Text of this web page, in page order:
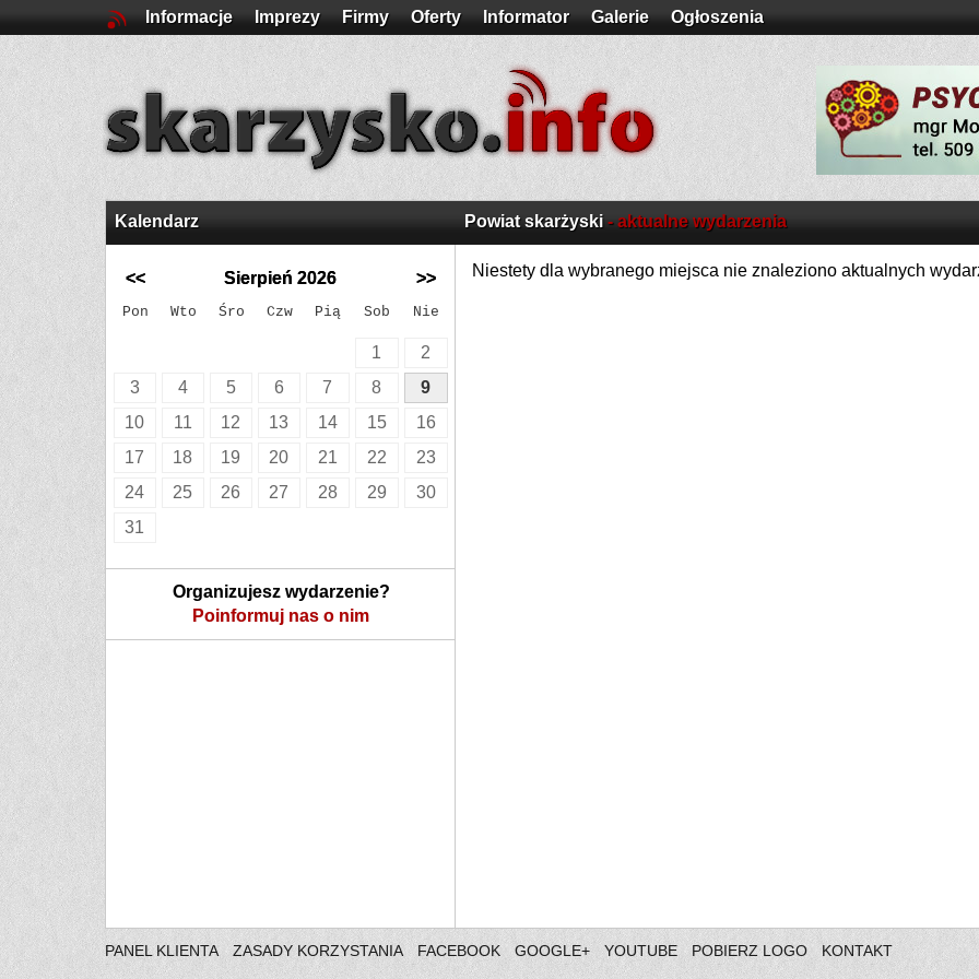
Informacje Imprezy Firmy Oferty Informator Galerie Ogłoszenia
Kalendarz
<< Sierpień 2026 >>
Pon Wto Śro Czw Pią Sob Nie
1
2
3
4 5 6 7 8
9
10
11 12 13 14 15
16
17
18 19 20 21 22
23
24
25 26 27 28 29
30
31
Organizujesz wydarzenie?
Poinformuj nas o nim
Powiat skarżyski- aktualne wydarzenia
Niestety dla wybranego miejsca nie znaleziono aktualnych
PANEL KLIENTA ZASADY KORZYSTANIA FACEBOOK GOOGLE+ YOUTUBE POBIERZ LOGO KONTAKT